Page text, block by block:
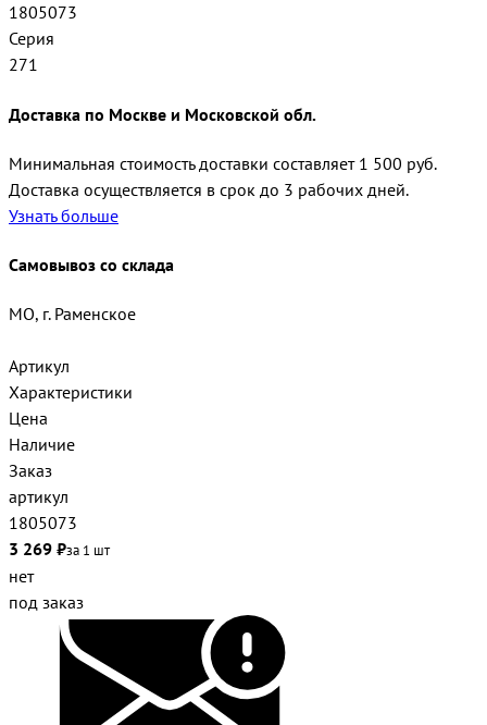
1805073
Серия
271
Доставка по Москве и Московской обл.
Минимальная стоимость доставки составляет 1 500 руб.
Доставка осуществляется в срок до 3 рабочих дней.
Узнать больше
Самовывоз со склада
МО, г. Раменское
Артикул
Характеристики
Цена
Наличие
Заказ
артикул
1805073
3 269 ₽за 1 шт
нет
под заказ